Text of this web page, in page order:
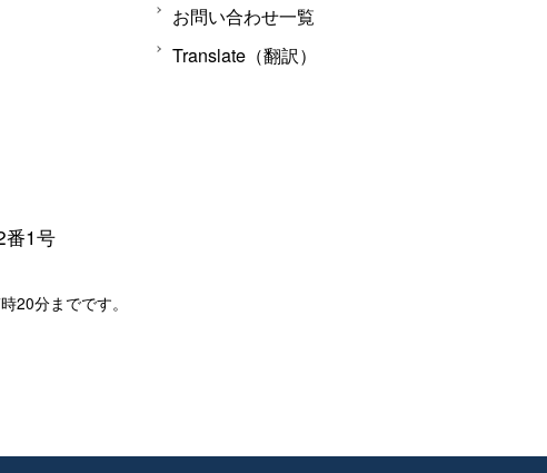
お問い合わせ一覧
Translate（翻訳）
番1号
20分までです。